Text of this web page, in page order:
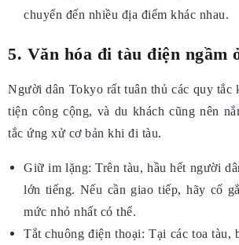
chuyển đến nhiều địa điểm khác nhau.
5. Văn hóa đi tàu điện ngầm
Người dân Tokyo rất tuân thủ các quy tắc
tiện công cộng, và du khách cũng nên
tắc ứng xử cơ bản khi đi tàu.
Giữ im lặng:Trên tàu, hầu hết người
lớn tiếng. Nếu cần giao tiếp, hãy cố
mức nhỏ nhất có thể.
Tắt chuông điện thoại:Tại các toa tàu,